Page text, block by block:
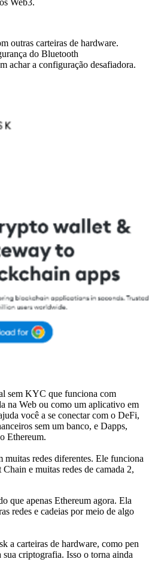
Web3.
outras carteiras de hardware.
do Bluetooth
achar a configuração desafiadora.
sem KYC que funciona com
na Web ou como um aplicativo em
você a se conectar com o DeFi,
sem um banco, e Dapps,
Ethereum.
redes diferentes. Ele funciona
e muitas redes de camada 2,
que apenas Ethereum agora. Ela
redes e cadeias por meio de algo
a carteiras de hardware, como pen
criptografia. Isso o torna ainda